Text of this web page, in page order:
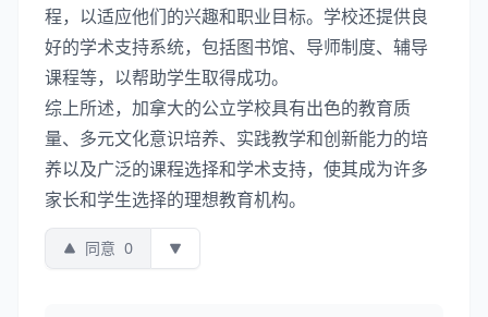
程，以适应他们的兴趣和职业目标。学校还提供良
好的学术支持系统，包括图书馆、导师制度、辅导
课程等，以帮助学生取得成功。
综上所述，加拿大的公立学校具有出色的教育质
量、多元文化意识培养、实践教学和创新能力的培
养以及广泛的课程选择和学术支持，使其成为许多
家长和学生选择的理想教育机构。
同意 0